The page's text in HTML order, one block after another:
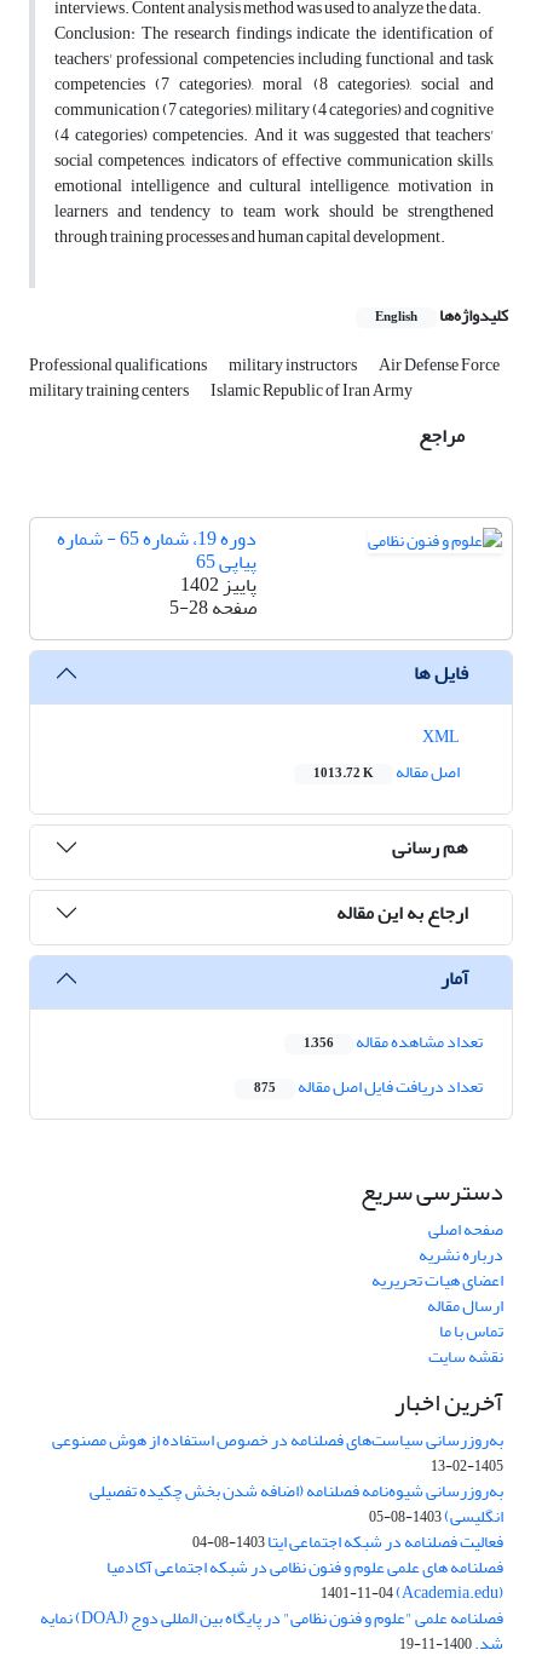
interviews. Content analysis method was used to analyze the data.
Conclusion: The research findings indicate the identification of
teachers' professional competencies including functional and task
competencies (7 categories), moral (8 categories), social and
communication (7 categories), military (4 categories) and cognitive
(4 categories) competencies. And it was suggested that teachers'
social competences, indicators of effective communication skills,
emotional intelligence and cultural intelligence, motivation in
learners and tendency to team work should be strengthened
through training processes and human capital development.
کلیدواژه‌ها English
Professional qualifications military instructors Air Defense Force
military training centers Islamic Republic of Iran Army
مراجع
دوره 19، شماره 65 - شماره
پیاپی 65
پاییز 1402
صفحه5-28
فایل ها
اصل مقاله
1013.72 K
هم رسانی
ارجاع به این مقاله
آمار
تعداد مشاهده مقاله 1,356
تعداد دریافت فایل اصل مقاله 875
دسترسی سریع
صفحه اصلی
درباره نشریه
اعضای هیات تحریریه
ارسال مقاله
تماس با ما
نقشه سایت
آخرین اخبار
به‌روزرسانی سیاست‌های فصلنامه در خصوص استفاده از هوش مصنوعی
1405-02-13
به‌روزرسانی شیوه‌نامه فصلنامه (اضافه شدن بخش چکیده تفصیلی
انگلیسی)1403-08-05
فعالیت فصلنامه در شبکه اجتماعی ایتا1403-08-04
فصلنامه های علمی علوم و فنون نظامی در شبکه اجتماعی آکادمیا
(Academia.edu)
1401-11-04
فصلنامه علمی "علوم و فنون نظامی" در پایگاه بین المللی دوج (DOAJ) نمایه
شد.1400-11-19